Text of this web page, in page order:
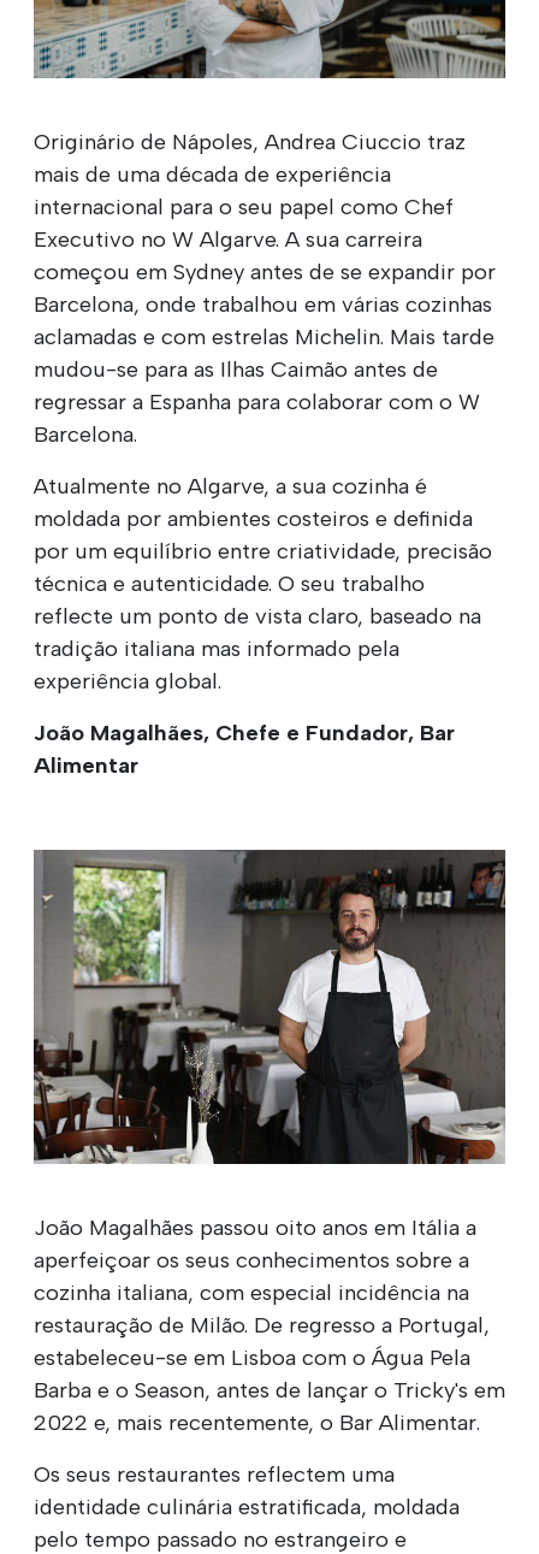
Originário de Nápoles, Andrea Ciuccio traz
mais de uma década de experiência
internacional para o seu papel como Chef
Executivo no W Algarve. A sua carreira
começou em Sydney antes de se expandir por
Barcelona, onde trabalhou em várias cozinhas
aclamadas e com estrelas Michelin. Mais tarde
mudou-se para as Ilhas Caimão antes de
regressar a Espanha para colaborar com o W
Barcelona.
Atualmente no Algarve, a sua cozinha é
moldada por ambientes costeiros e definida
por um equilíbrio entre criatividade, precisão
técnica e autenticidade. O seu trabalho
reflecte um ponto de vista claro, baseado na
tradição italiana mas informado pela
experiência global.
João Magalhães, Chefe e Fundador, Bar
Alimentar
João Magalhães passou oito anos em Itália a
aperfeiçoar os seus conhecimentos sobre a
cozinha italiana, com especial incidência na
restauração de Milão. De regresso a Portugal,
estabeleceu-se em Lisboa com o Água Pela
Barba e o Season, antes de lançar o Tricky's em
2022 e, mais recentemente, o Bar Alimentar.
Os seus restaurantes reflectem uma
identidade culinária estratificada, moldada
pelo tempo passado no estrangeiro e